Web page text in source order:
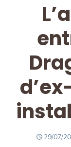
POSTED
29/07/